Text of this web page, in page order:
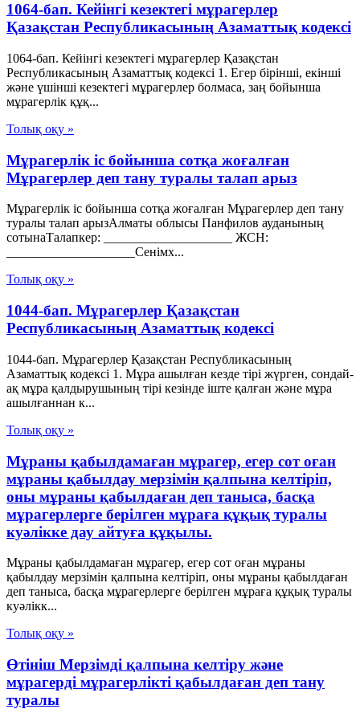
1064-бап. Кейiнгi кезектегi мұрагерлер
Қазақстан Республикасының Азаматтық кодексi
1064-бап. Кейiнгi кезектегi мұрагерлер Қазақстан
Республикасының Азаматтық кодексi 1. Егер бiрiншi, екiншi
және үшiншi кезектегi мұрагерлер болмаса, заң бойынша
мұрагерлiк құқ...
Толық оқу »
Мұрагерлік іс бойынша сотқа жоғалған
Мұрагерлер деп тану туралы талап арыз
Мұрагерлік іс бойынша сотқа жоғалған Мұрагерлер деп тану
туралы талап арызАлматы облысы Панфилов ауданының
сотынаТалапкер: ____________________ ЖСН:
____________________Сенімх...
Толық оқу »
1044-бап. Мұрагерлер Қазақстан
Республикасының Азаматтық кодексi
1044-бап. Мұрагерлер Қазақстан Республикасының
Азаматтық кодексi 1. Мұра ашылған кезде тiрi жүрген, сондай-
ақ мұра қалдырушының тiрi кезiнде iште қалған және мұра
ашылғаннан к...
Толық оқу »
Мұраны қабылдамаған мұрагер, егер сот оған
мұраны қабылдау мерзімін қалпына келтіріп,
оны мұраны қабылдаған деп таныса, басқа
мұрагерлерге берілген мұраға құқық туралы
куәлікке дау айтуға құқылы.
Мұраны қабылдамаған мұрагер, егер сот оған мұраны
қабылдау мерзімін қалпына келтіріп, оны мұраны қабылдаған
деп таныса, басқа мұрагерлерге берілген мұраға құқық туралы
куәлікк...
Толық оқу »
Өтініш Мерзімді қалпына келтіру және
мұрагерді мұрагерлікті қабылдаған деп тану
туралы